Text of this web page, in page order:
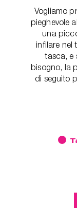
Vogliamo
pieghevole
una
infilare nel
tasca, e
bisogno, la
di seguito